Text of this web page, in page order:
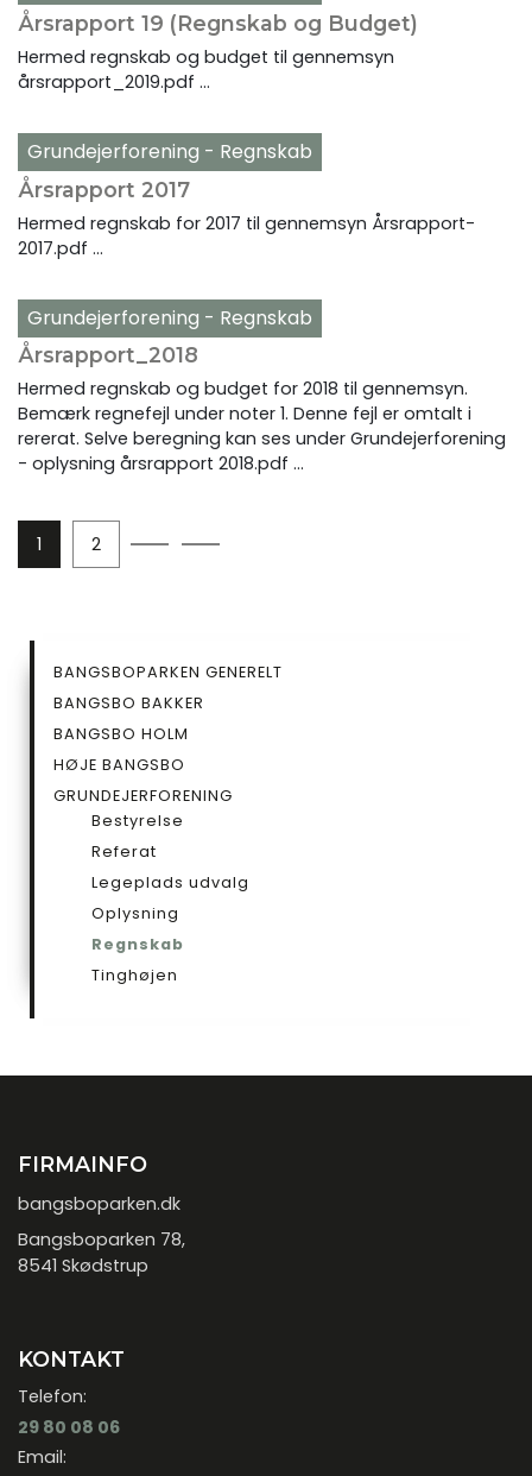
Årsrapport 19 (Regnskab og Budget)
Hermed regnskab og budget til gennemsyn
årsrapport_2019.pdf ...
Grundejerforening - Regnskab
Årsrapport 2017
Hermed regnskab for 2017 til gennemsyn Årsrapport-
2017.pdf ...
Grundejerforening - Regnskab
Årsrapport_2018
Hermed regnskab og budget for 2018 til gennemsyn.
Bemærk regnefejl under noter 1. Denne fejl er omtalt i
rererat. Selve beregning kan ses under Grundejerforening
- oplysning årsrapport 2018.pdf ...
1 2
SIDEMENU
UNDERSIDE
BANGSBOPARKEN GENERELT
BANGSBO BAKKER
BANGSBO HOLM
HØJE BANGSBO
GRUNDEJERFORENING
Bestyrelse
Referat
Legeplads udvalg
Oplysning
Regnskab
Tinghøjen
FIRMAINFO
bangsboparken.dk
Bangsboparken 78,
8541 Skødstrup
KONTAKT
Telefon:
29 80 08 06
Email: